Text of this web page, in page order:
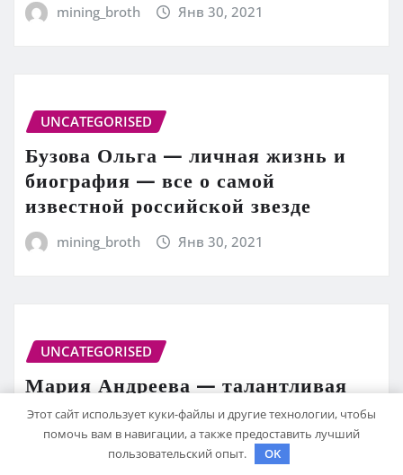
mining_broth Янв 30, 2021
UNCATEGORISED
Бузова Ольга — личная жизнь и
биография — все о самой
известной российской звезде
mining_broth Янв 30, 2021
UNCATEGORISED
Мария Андреева — талантливая
актриса, необычная личная жизнь
и захватывающая биография
Этот сайт использует куки-файлы и другие технологии, чтобы
помочь вам в навигации, а также предоставить лучший
пользовательский опыт.
OK